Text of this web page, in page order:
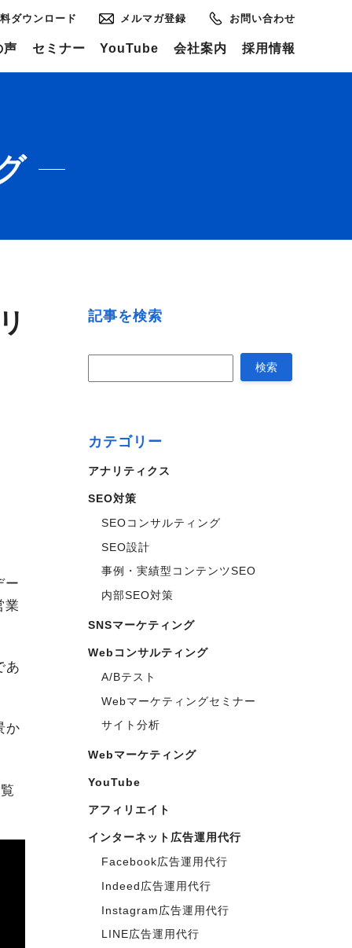
ダウンロード メルマガ登録 お問い合わせ
声 セミナー YouTube 会社案内 採用情報
ー
業
あ
か
記事を検索
カテゴリー
アナリティクス
SEO対策
SEOコンサルティング
SEO設計
事例・実績型コンテンツSEO
内部SEO対策
SNSマーケティング
Webコンサルティング
A/Bテスト
Webマーケティングセミナー
サイト分析
Webマーケティング
YouTube
アフィリエイト
インターネット広告運用代行
Facebook広告運用代行
Indeed広告運用代行
Instagram広告運用代行
LINE広告運用代行